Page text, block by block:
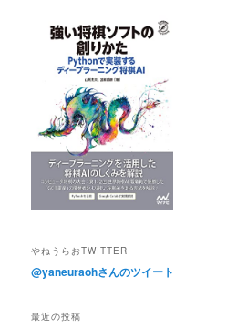
やねうらおTWITTER
@yaneuraohさんのツイート
最近の投稿